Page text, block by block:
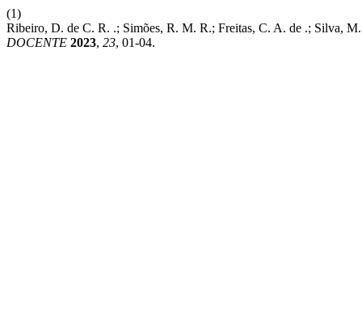
(1)
Ribeiro, D. de C. R. .; Simões, R. M. R.; Freitas, C. A. de .; Silva,
DOCENTE 2023, 23, 01-04.